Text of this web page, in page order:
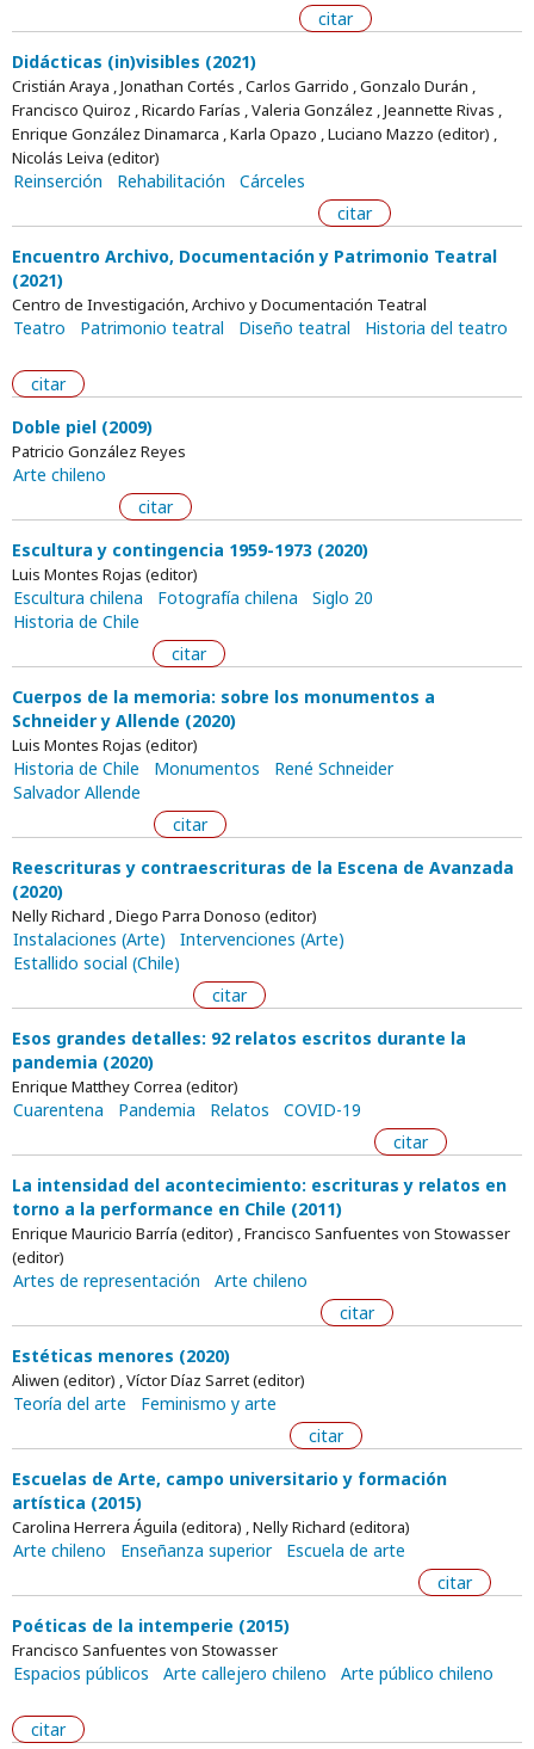
citar
Didácticas (in)visibles (2021)
Cristián Araya , Jonathan Cortés , Carlos Garrido , Gonzalo Durán ,
Francisco Quiroz , Ricardo Farías , Valeria González , Jeannette Rivas ,
Enrique González Dinamarca , Karla Opazo , Luciano Mazzo (editor) ,
Nicolás Leiva (editor)
Reinserción Rehabilitación
Cárceles
citar
Encuentro Archivo, Documentación y Patrimonio Teatral
(2021)
Centro de Investigación, Archivo y Documentación Teatral
Teatro Patrimonio teatral Diseño teatral Historia del teatro
citar
Doble piel (2009)
Patricio González Reyes
Arte chileno
citar
Escultura y contingencia 1959-1973 (2020)
Luis Montes Rojas (editor)
Escultura chilena Fotografía chilena
Siglo 20
Historia de Chile
citar
Cuerpos de la memoria: sobre los monumentos a
Schneider y Allende (2020)
Luis Montes Rojas (editor)
Historia de Chile Monumentos
René Schneider
Salvador Allende
citar
Reescrituras y contraescrituras de la Escena de Avanzada
(2020)
Nelly Richard , Diego Parra Donoso (editor)
Instalaciones (Arte)
Intervenciones (Arte)
Estallido social (Chile)
citar
Esos grandes detalles: 92 relatos escritos durante la
pandemia (2020)
Enrique Matthey Correa (editor)
Cuarentena Pandemia Relatos
COVID-19
citar
La intensidad del acontecimiento: escrituras y relatos en
torno a la performance en Chile (2011)
Enrique Mauricio Barría (editor) , Francisco Sanfuentes von Stowasser
(editor)
Artes de representación
Arte chileno
citar
Estéticas menores (2020)
Aliwen (editor) , Víctor Díaz Sarret (editor)
Teoría del arte
Feminismo y arte
citar
Escuelas de Arte, campo universitario y formación
artística (2015)
Carolina Herrera Águila (editora) , Nelly Richard (editora)
Arte chileno Enseñanza superior
Escuela de arte
citar
Poéticas de la intemperie (2015)
Francisco Sanfuentes von Stowasser
Espacios públicos Arte callejero chileno Arte público chileno
citar